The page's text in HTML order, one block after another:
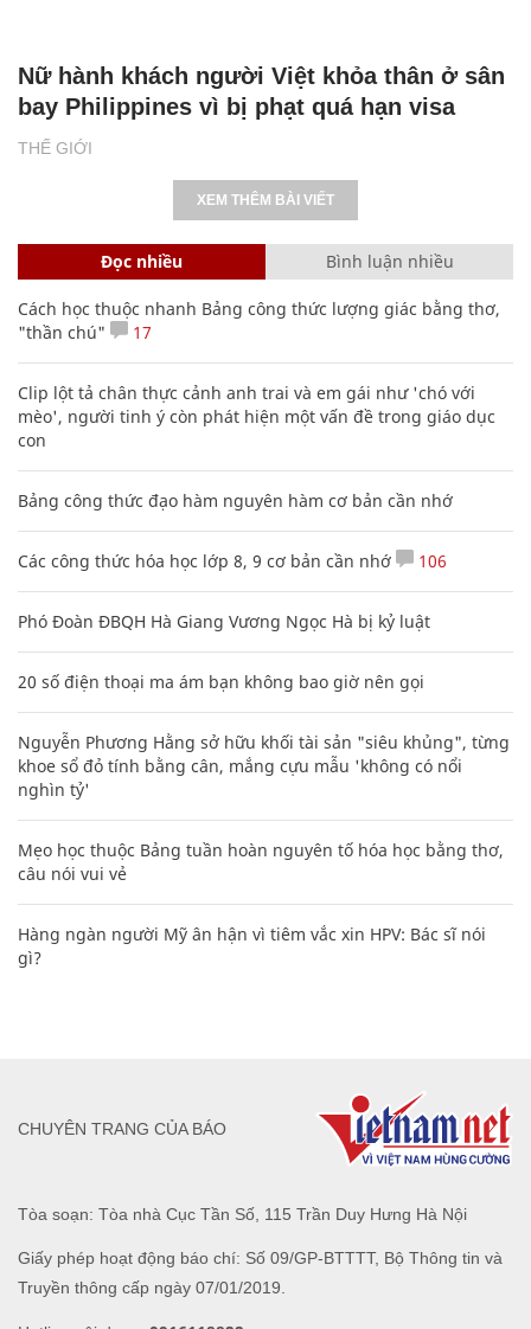
THẾ GIỚI
Nữ hành khách người Việt khỏa thân ở sân
bay Philippines vì bị phạt quá hạn visa
XEM THÊM BÀI VIẾT
Đọc nhiều Bình luận nhiều
Cách học thuộc nhanh Bảng công thức lượng giác bằng thơ,
"thần chú"
17
Clip lột tả chân thực cảnh anh trai và em gái như 'chó với
mèo', người tinh ý còn phát hiện một vấn đề trong giáo dục
con
Bảng công thức đạo hàm nguyên hàm cơ bản cần nhớ
Các công thức hóa học lớp 8, 9 cơ bản cần nhớ 106
Phó Đoàn ĐBQH Hà Giang Vương Ngọc Hà bị kỷ luật
20 số điện thoại ma ám bạn không bao giờ nên gọi
Nguyễn Phương Hằng sở hữu khối tài sản "siêu khủng", từng
khoe sổ đỏ tính bằng cân, mắng cựu mẫu 'không có nổi
nghìn tỷ'
Mẹo học thuộc Bảng tuần hoàn nguyên tố hóa học bằng thơ,
câu nói vui vẻ
Hàng ngàn người Mỹ ân hận vì tiêm vắc xin HPV: Bác sĩ nói
gì?
Tòa soạn: Tòa nhà Cục Tần Số, 115 Trần Duy Hưng Hà Nội
Giấy phép hoạt động báo chí: Số 09/GP-BTTTT, Bộ Thông tin và
Truyền thông cấp ngày 07/01/2019.
CHUYÊN TRANG CỦA BÁO